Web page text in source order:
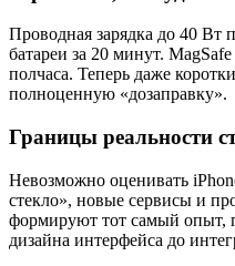
Проводная зарядка до 40 Вт
батареи за 20 минут.
полчаса. Теперь даже
полноценную «дозаправку».
Границы реальности
Невозможно оценивать
стекло», новые сервисы и
формируют тот самый опыт,
дизайна интерфейса до